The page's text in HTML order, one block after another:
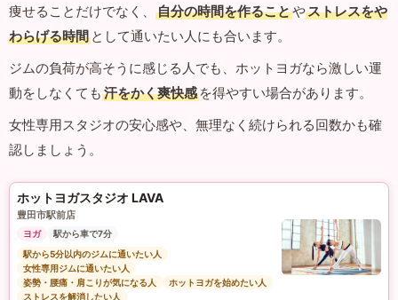
痩せることだけでなく、
自分の時間を作ることやストレスをや
わらげる時間 として通いたい人にも合います。
ジムの負荷が高そうに感じる人でも、ホットヨガなら激しい運
動をしなくても 汗をかく爽快感 を得やすい場合があります。
女性専用スタジオの安心感や、無理なく続けられる回数かも確
認しましょう。
ホットヨガスタジオ LAVA
豊田市駅前店
ヨガ
駅から車で7分
駅から5分以内のジムに通いたい人
女性専用ジムに通いたい人
姿勢・腰痛・肩こりが気になる人
ホットヨガを始めたい人
ストレスを解消したい人